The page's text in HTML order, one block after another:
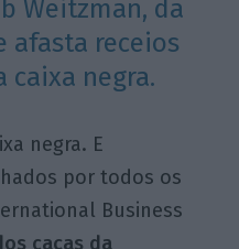
Weitzman, da
afasta receios
caixa negra.
negra. E
por todos os
Business
caças da